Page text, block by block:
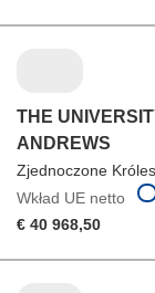
THE
ANDREWS
Zjednoczone
Wkład UE netto
€ 40 968,50